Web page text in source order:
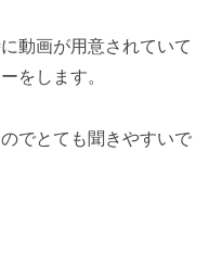
動画が用意されていて
をします。
でとても聞きやすいで